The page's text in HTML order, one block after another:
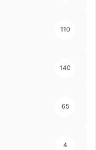
110
140
65
4